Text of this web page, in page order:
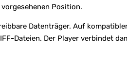
Position.
Datenträger. Auf
Dateien. Der Player verbindet